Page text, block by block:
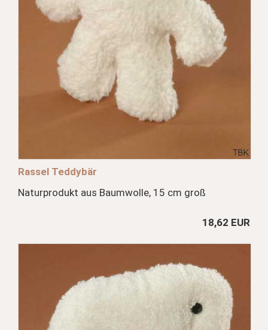
Rassel Teddybär
Naturprodukt aus Baumwolle, 15 cm groß
18,62 EUR